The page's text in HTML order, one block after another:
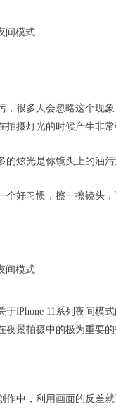
，很多人会忽略这个现
拍摄灯光的时候产生非
的炫光是你镜头上的油
个好习惯，擦一擦镜头
于iPhone 11系列夜间模
夜景拍摄中的极为重要的
作中，利用画面的反差